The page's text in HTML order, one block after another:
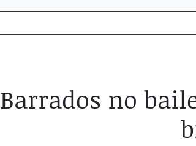
Barrados no